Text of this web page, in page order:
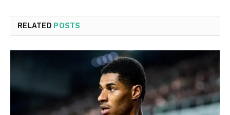
RELATED POSTS